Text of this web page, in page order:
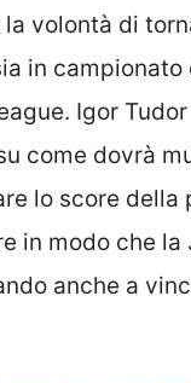
volontà di
in campionato
Igor
come dovrà
lo score della
in modo che la
anche a